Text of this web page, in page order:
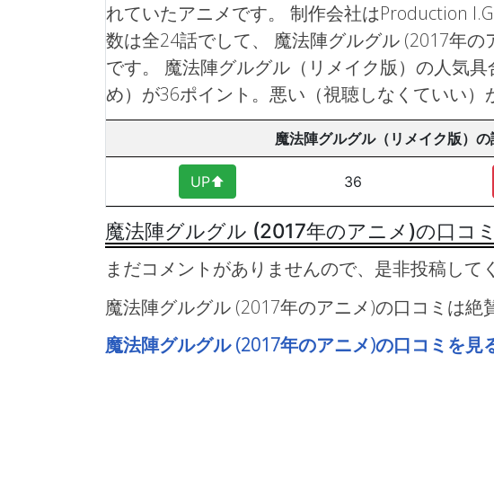
れていたアニメです。 制作会社はProduction
数は全24話でして、 魔法陣グルグル (2017年
です。
魔法陣グルグル（リメイク版）の人気
め）が36ポイント。悪い（視聴しなくていい）
魔法陣グルグル（リメイク版）
UP⬆︎ 36
魔法陣グルグル (2017年のアニメ)の口コミ
まだコメントがありませんので、是非投稿して
魔法陣グルグル (2017年のアニメ)の口コミは絶
魔法陣グルグル (2017年のアニメ)の口コミを見